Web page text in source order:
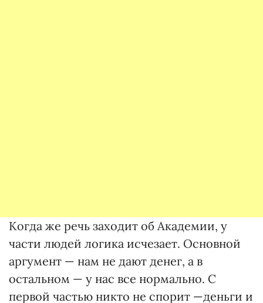
Когда же речь заходит об Академии, у
части людей логика исчезает. Основной
аргумент — нам не дают денег, а в
остальном — у нас все нормально. С
первой частью никто не спорит —деньги и